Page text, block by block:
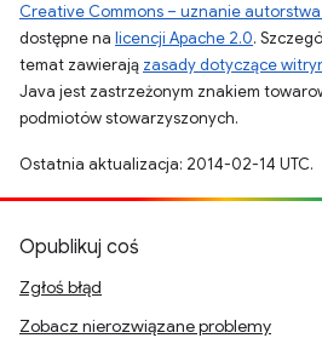
Creative Commons – uznanie
dostępne na licencji Apache 2.0.
temat zawierają zasady dotyczące
Java jest zastrzeżonym znakiem
podmiotów stowarzyszonych.
Ostatnia aktualizacja: 2014-02-14 UTC.
Opublikuj coś
Zgłoś błąd
Zobacz nierozwiązane problemy